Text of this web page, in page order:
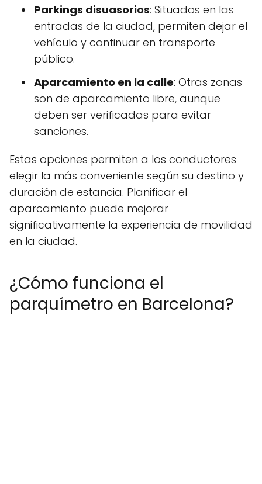
Parkings disuasorios: Situados en las
entradas de la ciudad, permiten dejar el
vehículo y continuar en transporte
público.
Aparcamiento en la calle: Otras zonas
son de aparcamiento libre, aunque
deben ser verificadas para evitar
sanciones.
Estas opciones permiten a los conductores
elegir la más conveniente según su destino y
duración de estancia. Planificar el
aparcamiento puede mejorar
significativamente la experiencia de movilidad
en la ciudad.
¿Cómo funciona el
parquímetro en Barcelona?